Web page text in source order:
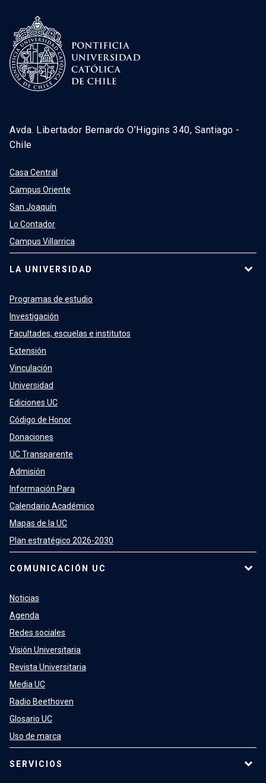
Avda. Libertador Bernardo O’Higgins 340, Santiago -
Chile
Casa Central
Campus Oriente
San Joaquín
Lo Contador
Campus Villarrica
LA UNIVERSIDAD
Programas de estudio
Investigación
Facultades, escuelas e institutos
Extensión
Vinculación
Universidad
Ediciones UC
Código de Honor
Donaciones
UC Transparente
Admisión
Información Para
Calendario Académico
Mapas de la UC
Plan estratégico 2026-2030
COMUNICACIÓN UC
Noticias
Agenda
Redes sociales
Visión Universitaria
Revista Universitaria
Media UC
Radio Beethoven
Glosario UC
Uso de marca
SERVICIOS